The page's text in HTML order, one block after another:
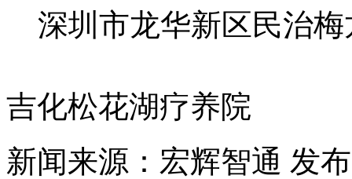
深圳市龙华新区民治
吉化松花湖疗养院
新闻来源：宏辉智通 发